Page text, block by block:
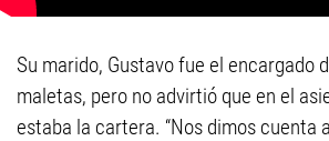
Su marido, Gustavo fue el encargado
maletas, pero no advirtió que en el
estaba la cartera. “Nos dimos cuenta